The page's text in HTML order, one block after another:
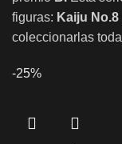
figuras: Kaiju No.8
coleccionarlas
-25%